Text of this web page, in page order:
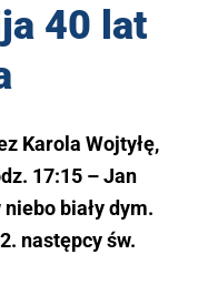
40 lat
Karola Wojtyłę,
17:15 – Jan
biały dym.
następcy św.